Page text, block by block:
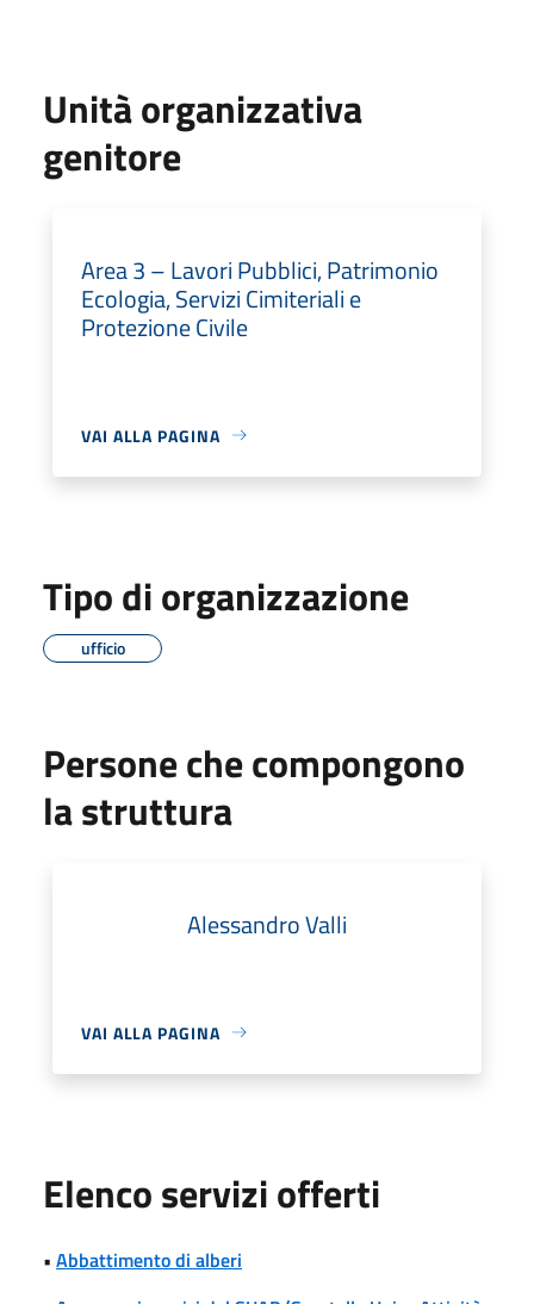
Unità organizzativa
genitore
Area 3 – Lavori Pubblici, Patrimonio
Ecologia, Servizi Cimiteriali e
Protezione Civile
VAI ALLA PAGINA
Tipo di organizzazione
ufficio
Persone che compongono
la struttura
Alessandro Valli
VAI ALLA PAGINA
Elenco servizi offerti
• Abbattimento di alberi